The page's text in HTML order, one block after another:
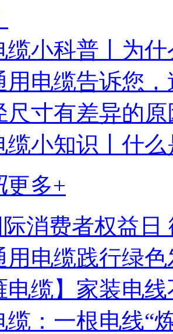
缆小科普丨为
用电缆告诉您
尺寸有差异的原
缆小知识丨什
更多+
际消费者权益
用电缆践行绿
电缆】家装电
缆：一根电线“